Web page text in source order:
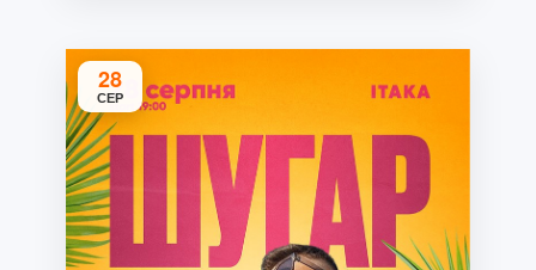
28
СЕР